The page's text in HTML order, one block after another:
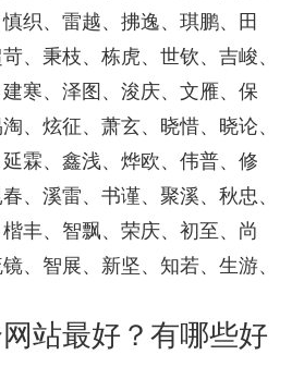
织、雷越、拂逸、琪鹏、田
、秉枝、栋虎、世钦、吉峻、
寒、泽图、浚庆、文雁、保
、炫征、萧玄、晓惜、晓论、
霖、鑫浅、烨欧、伟普、修
、溪雷、书谨、聚溪、秋忠、
丰、智飘、荣庆、初至、尚
、智展、新坚、知若、生游、
站最好？有哪些好